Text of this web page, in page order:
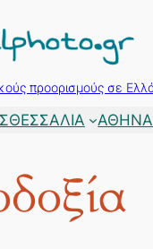
προορισμούς σε
ΘΕΣΣΑΛΙΑ ΑΘΗΝΑ